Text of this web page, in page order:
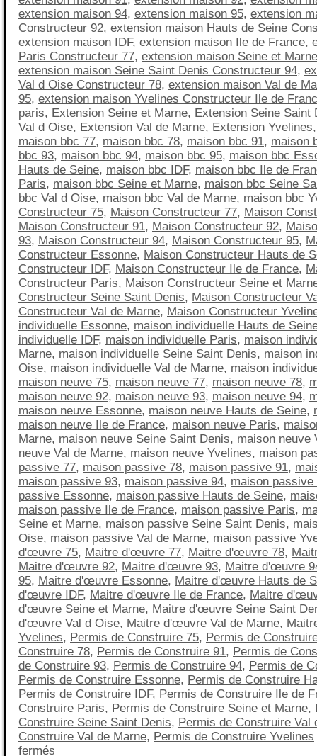
extension maison 94, extension maison 95, extension
Constructeur 92, extension maison Hauts de Seine
extension maison IDF, extension maison Ile de France,
Paris Constructeur 77, extension maison Seine et
extension maison Seine Saint Denis Constructeur 94,
Val d Oise Constructeur 78, extension maison Val de
95, extension maison Yvelines Constructeur Ile de
paris, Extension Seine et Marne, Extension Seine Saint
Val d Oise, Extension Val de Marne, Extension Yvelines
maison bbc 77, maison bbc 78, maison bbc 91, maison
bbc 93, maison bbc 94, maison bbc 95, maison bbc
Hauts de Seine, maison bbc IDF, maison bbc Ile de
Paris, maison bbc Seine et Marne, maison bbc Seine
bbc Val d Oise, maison bbc Val de Marne, maison bbc
Constructeur 75, Maison Constructeur 77, Maison
Maison Constructeur 91, Maison Constructeur 92,
93, Maison Constructeur 94, Maison Constructeur 95,
Constructeur Essonne, Maison Constructeur Hauts de
Constructeur IDF, Maison Constructeur Ile de France,
Constructeur Paris, Maison Constructeur Seine et
Constructeur Seine Saint Denis, Maison Constructeur
Constructeur Val de Marne, Maison Constructeur
individuelle Essonne, maison individuelle Hauts de
individuelle IDF, maison individuelle Paris, maison
Marne, maison individuelle Seine Saint Denis, maison
Oise, maison individuelle Val de Marne, maison
maison neuve 75, maison neuve 77, maison neuve 78,
maison neuve 92, maison neuve 93, maison neuve 94,
maison neuve Essonne, maison neuve Hauts de Seine,
maison neuve Ile de France, maison neuve Paris,
Marne, maison neuve Seine Saint Denis, maison neuve
neuve Val de Marne, maison neuve Yvelines, maison
passive 77, maison passive 78, maison passive 91,
maison passive 93, maison passive 94, maison passive
passive Essonne, maison passive Hauts de Seine,
maison passive Ile de France, maison passive Paris,
Seine et Marne, maison passive Seine Saint Denis,
Oise, maison passive Val de Marne, maison passive
d'œuvre 75, Maitre d'œuvre 77, Maitre d'œuvre 78,
Maitre d'œuvre 92, Maitre d'œuvre 93, Maitre d'œuvre
95, Maitre d'œuvre Essonne, Maitre d'œuvre Hauts de
d'œuvre IDF, Maitre d'œuvre Ile de France, Maitre
d'œuvre Seine et Marne, Maitre d'œuvre Seine Saint
d'œuvre Val d Oise, Maitre d'œuvre Val de Marne,
Yvelines, Permis de Construire 75, Permis de
Construire 78, Permis de Construire 91, Permis de
de Construire 93, Permis de Construire 94, Permis de
Permis de Construire Essonne, Permis de Construire
Permis de Construire IDF, Permis de Construire Ile de
Construire Paris, Permis de Construire Seine et Marne,
Construire Seine Saint Denis, Permis de Construire Val
Construire Val de Marne, Permis de Construire Yvelines
fermés